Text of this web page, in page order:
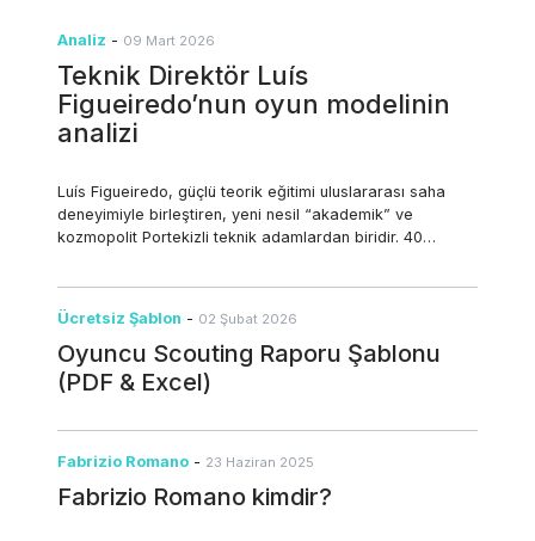
Analiz - 09 Mart 2026
Teknik Direktör Luís
Figueiredo’nun oyun modelinin
analizi
Luís Figueiredo, güçlü teorik eğitimi uluslararası saha
deneyimiyle birleştiren, yeni nesil “akademik” ve
kozmopolit Portekizli teknik adamlardan biridir. 40
futbolda 20 yılı aşkın kariyerinde teknik direktör, yardımcı
antrenör, teknik koordinatör ve scout olarak görev yaptı.
Bu 360 derecelik bakış açısı, bir kulübün tüm boyutlarını
anlamasına ve stratejik, pedagojik ve pratik şekilde
hareket etmesine olanak tanıyor. 1. Profil, metodoloji ve
ayırt edici özellikler Güçlü akademik altyapı: Spor
bilimsel prensipleri fiziksel hazırlık, taktik analiz ve
psikolojik gelişime uygulayabiliyor. Çok yönlülük ve 360
derecelik bakış: Farklı görevlerde edindiği deneyim,
Ücretsiz Şablon - 02 Şubat 2026
Oyuncu Scouting Raporu Şablonu
(PDF & Excel)
Fabrizio Romano - 23 Haziran 2025
Fabrizio Romano kimdir?